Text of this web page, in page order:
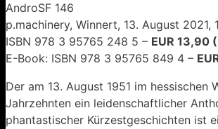
AndroSF 146
p.machinery, Winnert, 13. August 2021,
ISBN 978 3 95765 248 5 – EUR 13,90
E-Book: ISBN 978 3 95765 849 4 –
Der am 13. August 1951 im
Jahrzehnten ein leidenschaftlicher
phantastischer Kürzestgeschichten ist